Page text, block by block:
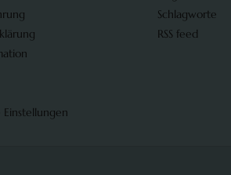
Schlagworte
RSS feed